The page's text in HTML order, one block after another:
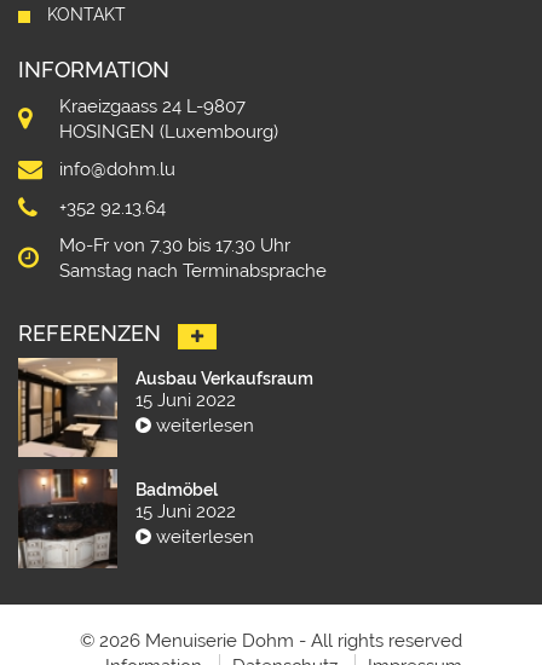
KONTAKT
INFORMATION
Kraeizgaass 24 L-9807
HOSINGEN (Luxembourg)
info@dohm.lu
+352 92.13.64
Mo-Fr von 7.30 bis 17.30 Uhr
Samstag nach Terminabsprache
REFERENZEN
Ausbau Verkaufsraum
15 Juni 2022
weiterlesen
Badmöbel
15 Juni 2022
weiterlesen
© 2026 Menuiserie Dohm - All rights reserved